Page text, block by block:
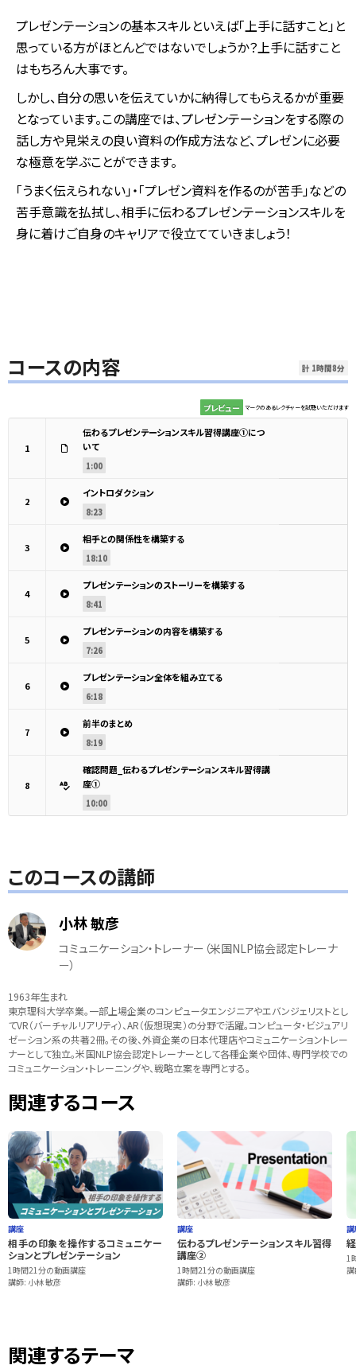
プレゼンテーションの基本スキルといえば「上手に話すこと」と
思っている方がほとんどではないでしょうか？上手に話すこと
はもちろん大事です。
しかし、自分の思いを伝えていかに納得してもらえるかが重要
となっています。この講座では、プレゼンテーションをする際の
話し方や見栄えの良い資料の作成方法など、プレゼンに必要
な極意を学ぶことができます。
「うまく伝えられない」・「プレゼン資料を作るのが苦手」などの
苦手意識を払拭し、相手に伝わるプレゼンテーションスキルを
身に着けご自身のキャリアで役立てていきましょう！
コースの内容 計 1時間8分
プレビュー マークのあるレクチャーを試聴いただけます
1
伝わるプレゼンテーションスキル習得講座①につ
いて
1:00
2
イントロダクション
8:23
3
相手との関係性を構築する
18:10
4
プレゼンテーションのストーリーを構築する
8:41
5
プレゼンテーションの内容を構築する
7:26
6
プレゼンテーション全体を組み立てる
6:18
7
前半のまとめ
8:19
8
確認問題_伝わるプレゼンテーションスキル習得講
座①
10:00
このコースの講師
小林 敏彦
コミュニケーション・トレーナー（米国NLP協会認定トレーナ
ー）
1963年生まれ
東京理科大学卒業。一部上場企業のコンピュータエンジニアやエバンジェリストとし
てVR（バーチャルリアリティ）、AR（仮想現実）の分野で活躍。コンピュータ・ビジュアリ
ゼーション系の共著2冊。その後、外資企業の日本代理店やコミュニケーショントレー
ナーとして独立。米国NLP協会認定トレーナーとして各種企業や団体、専門学校での
コミュニケーション・トレーニングや、戦略立案を専門とする。
関連するコース
講座
相手の印象を操作するコミュニケー
ションとプレゼンテーション
1時間21分の動画講座
講師: 小林 敏彦
講座
伝わるプレゼンテーションスキル習得
講座②
1時間21分の動画講座
講師: 小林 敏彦
1
講
関連するテーマ